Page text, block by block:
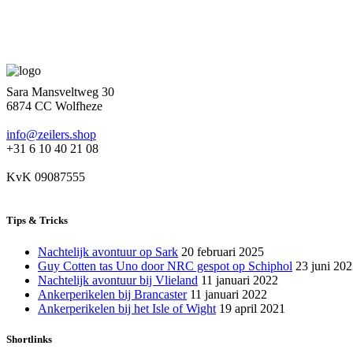
Sara Mansveltweg 30
6874 CC Wolfheze
info@zeilers.shop
+31 6 10 40 21 08
KvK 09087555
Tips & Tricks
Nachtelijk avontuur op Sark 20 februari 2025
Guy Cotten tas Uno door NRC gespot op Schiphol 23 juni
Nachtelijk avontuur bij Vlieland 11 januari 2022
Ankerperikelen bij Brancaster 11 januari 2022
Ankerperikelen bij het Isle of Wight 19 april 2021
Shortlinks